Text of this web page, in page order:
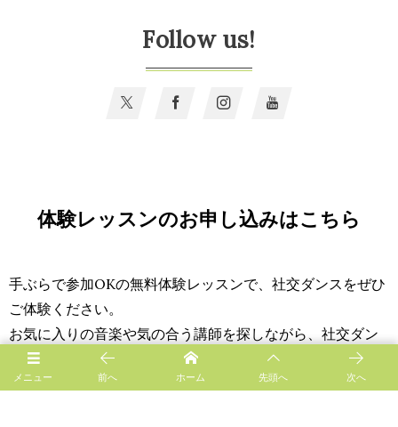
Follow us!
体験レッスンのお申し込みはこちら
手ぶらで参加OKの無料体験レッスンで、社交ダンスをぜひ
ご体験ください。
お気に入りの音楽や気の合う講師を探しながら、社交ダン
スの扉をたたいてみませんか？
メニュー 前へ ホーム 先頭へ 次へ